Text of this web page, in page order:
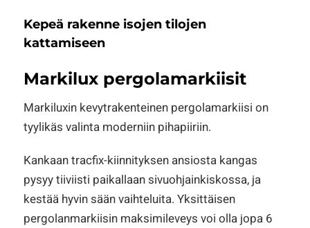
Kepeä rakenne isojen tilojen
kattamiseen
Markilux pergolamarkiisit
Markiluxin kevytrakenteinen pergolamarkiisi on
tyylikäs valinta moderniin pihapiiriin.
Kankaan tracfix-kiinnityksen ansiosta kangas
pysyy tiiviisti paikallaan sivuohjainkiskossa, ja
kestää hyvin sään vaihteluita. Yksittäisen
pergolanmarkiisin maksimileveys voi olla jopa 6